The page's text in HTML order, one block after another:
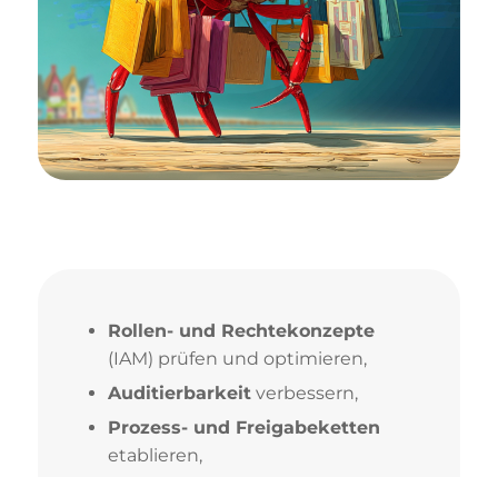
Rollen- und Rechtekonzepte
(IAM) prüfen und optimieren,
Auditierbarkeitverbessern,
Prozess- und Freigabeketten
etablieren,